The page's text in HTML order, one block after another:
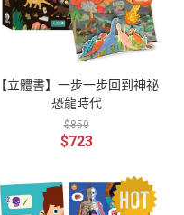
【立體書】一步一步回到神祕
恐龍時代
$850
$723